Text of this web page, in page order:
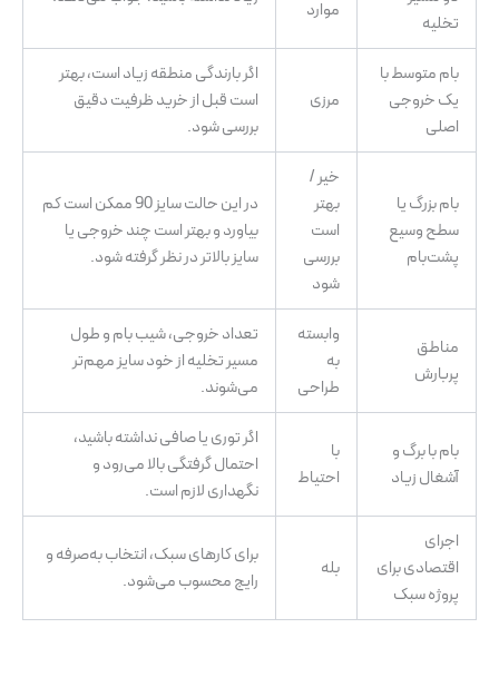
تخلیه
موارد
بام متوسط با
یک خروجی
اصلی
مرزی
اگر بارندگی منطقه زیاد است، بهتر
است قبل از خرید ظرفیت دقیق
بررسی شود.
بام بزرگ یا
سطح وسیع
پشت‌بام
خیر /
بهتر
است
بررسی
شود
در این حالت سایز 90 ممکن است کم
بیاورد و بهتر است چند خروجی یا
سایز بالاتر در نظر گرفته شود.
مناطق
پربارش
وابسته
به
طراحی
تعداد خروجی، شیب بام و طول
مسیر تخلیه از خود سایز مهم‌تر
می‌شوند.
بام با برگ و
آشغال زیاد
با
احتیاط
اگر توری یا صافی نداشته باشید،
احتمال گرفتگی بالا می‌رود و
نگهداری لازم است.
اجرای
اقتصادی برای
پروژه سبک
بله
برای کارهای سبک، انتخاب به‌صرفه و
رایج محسوب می‌شود.